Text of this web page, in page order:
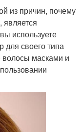
из причин, почему
является
используете
своего типа
волосы масками и